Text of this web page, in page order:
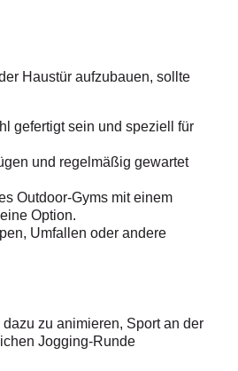
Haustür aufzubauen, sollte
gefertigt sein und speziell für
und regelmäßig gewartet
Outdoor-Gyms mit einem
Option.
Umfallen oder andere
zu animieren, Sport an der
Jogging-Runde